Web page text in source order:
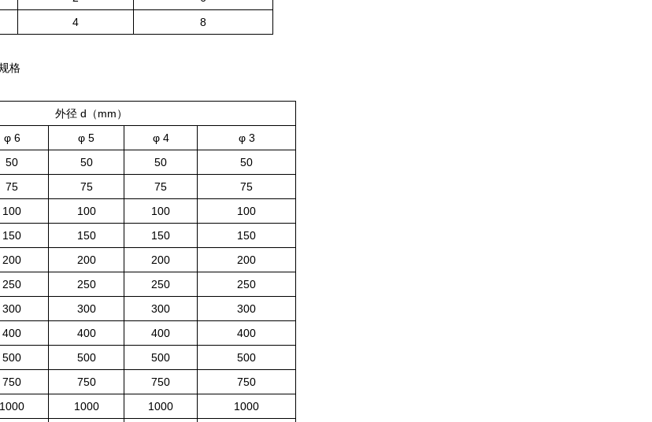
4 8
格
外径 d（mm）
φ 6 φ 5 φ 4
φ 3
50 50 50
50
75 75 75
75
100 100 100
100
150 150 150
150
200 200 200
200
250 250 250
250
300 300 300
300
400 400 400
400
500 500 500
500
750 750 750
750
1000 1000 1000 1000